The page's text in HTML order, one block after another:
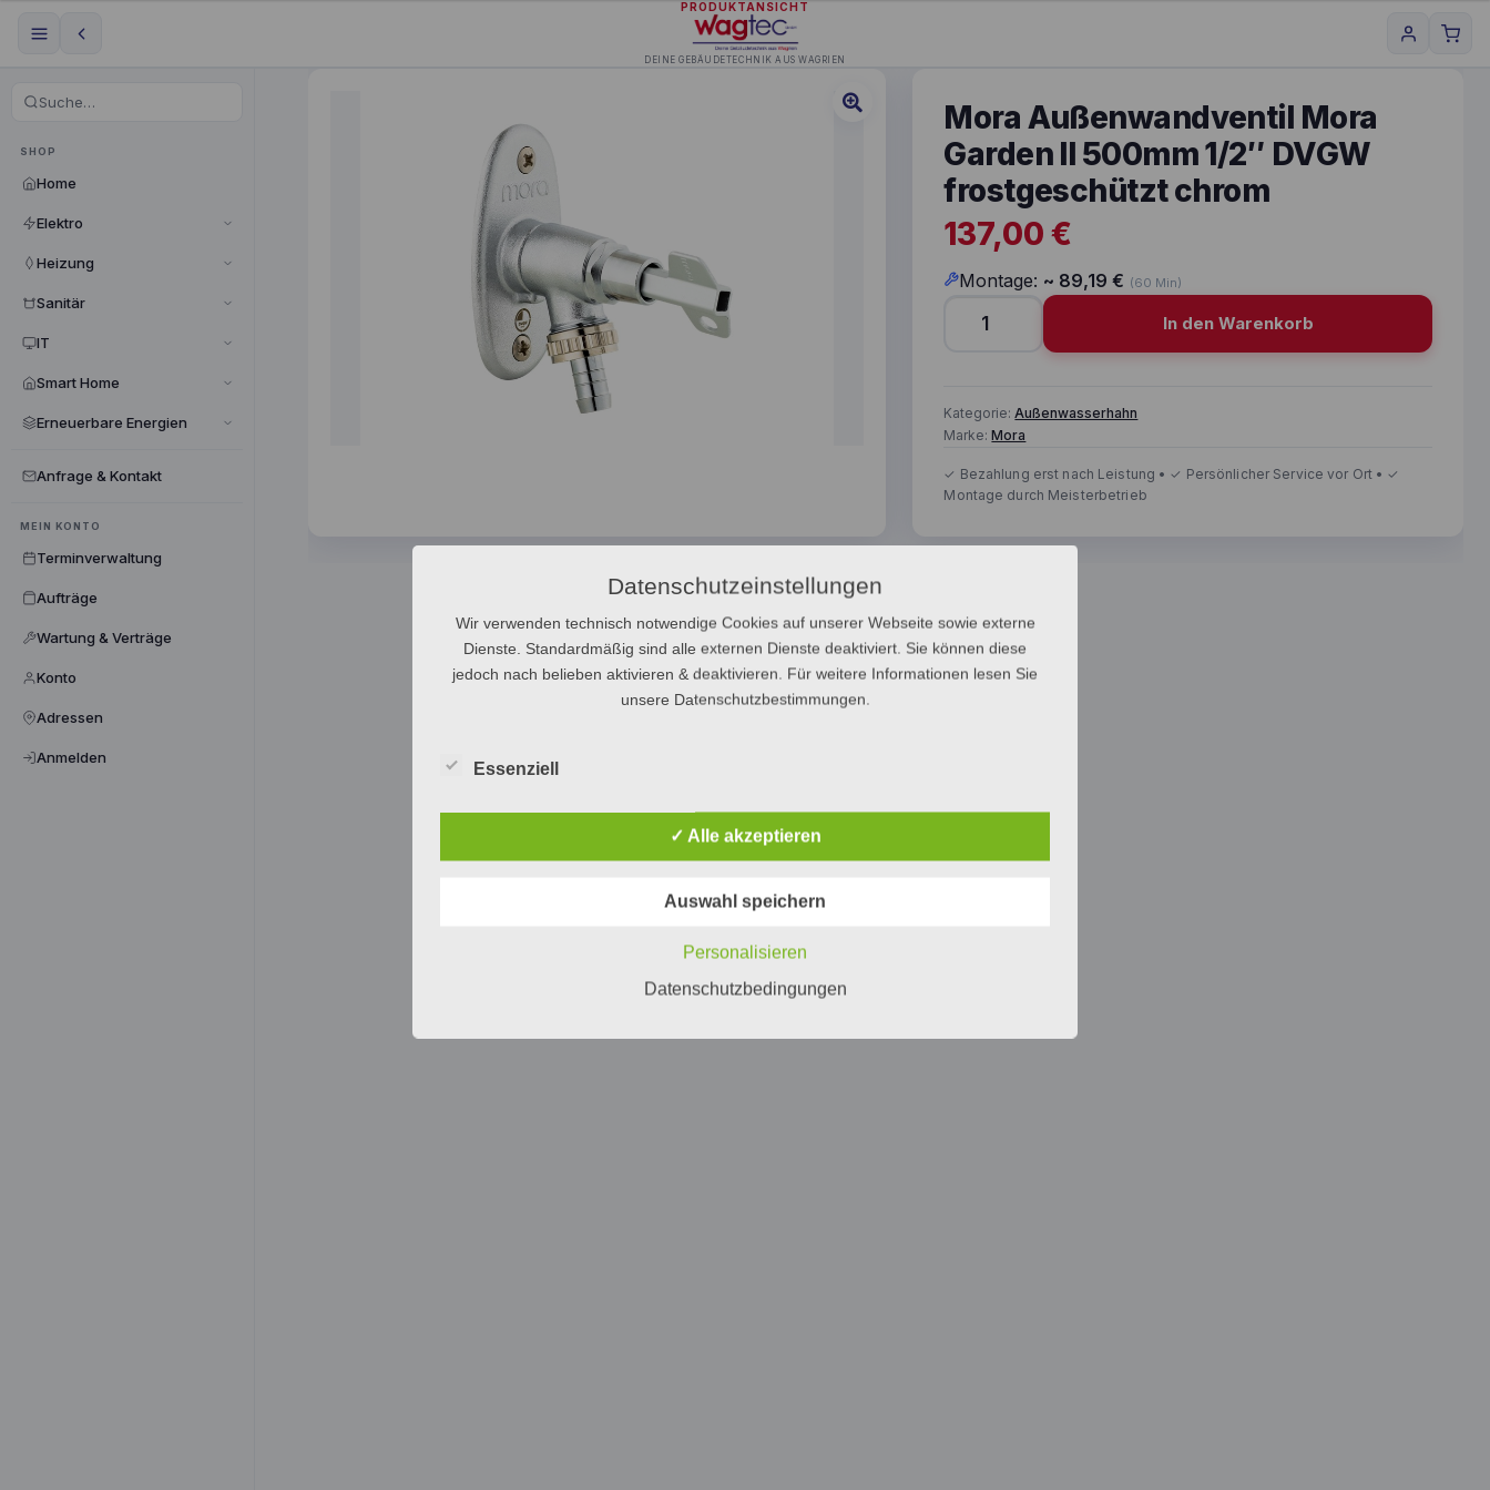
SHOP
Home
Elektro
Heizung
Sanitär
IT
Smart Home
Erneuerbare Energien
Anfrage & Kontakt
MEIN KONTO
Terminverwaltung
Aufträge
Wartung & Verträge
Konto
Adressen
Anmelden
PRODUKTANSICHT
DEINE GEBÄUDETECHNIK AUS WAGRIEN
Mora Außenwandventil Mora
Garden II 500mm 1/2″ DVGW
frostgeschützt chrom
137,00€
Montage: ~ 89,19€ (60 Min)
Mora Außenwandventil Mora Garden II 500mm 1/2" DVGW
In den Warenkorb
Kategorie:Außenwasserhahn
Marke:Mora
Datenschutzeinstellungen
Wir verwenden technisch notwendige Cookies auf unserer Webseite sowie externe
Dienste. Standardmäßig sind alle externen Dienste deaktiviert. Sie können diese
jedoch nach belieben aktivieren & deaktivieren. Für weitere Informationen lesen Sie
unsere Datenschutzbestimmungen.
Essenziell
✓ Alle akzeptieren
Auswahl speichern
Personalisieren
Datenschutzbedingungen